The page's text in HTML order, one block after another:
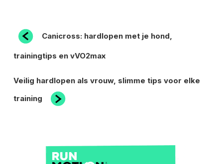
BERICHT
NAVIGATIE
Vorig
bericht
Canicross: hardlopen met je hond,
trainingtips en vVO2max
Volgend
bericht
Veilig hardlopen als vrouw, slimme tips voor elke
training